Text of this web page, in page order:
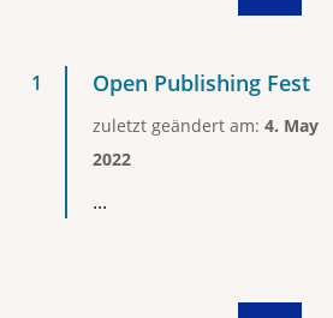
Open Publishing Fest
zuletzt geändert am: 4. May
2022
...